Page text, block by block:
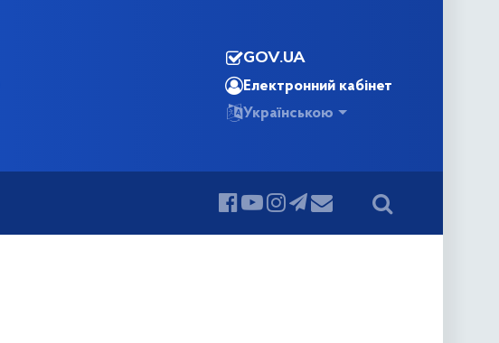
GOV.UA
Електронний кабінет
Українською